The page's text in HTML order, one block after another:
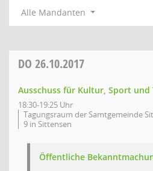
Alle Mandanten
DO 26.10.2017
Ausschuss für Kultur, Sport und
18:30-19:25 Uhr
Tagungsraum der Samtgemeinde
9 in Sittensen
Öffentliche